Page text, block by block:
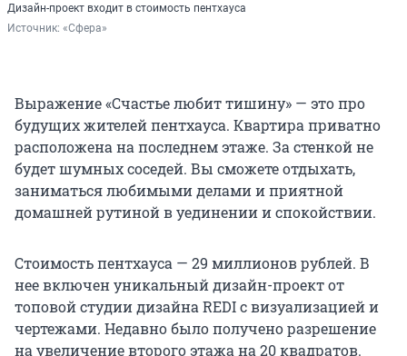
Дизайн-проект входит в стоимость пентхауса
Источник: «Сфера»
Выражение «Счастье любит тишину» — это про
будущих жителей пентхауса. Квартира приватно
расположена на последнем этаже. За стенкой не
будет шумных соседей. Вы сможете отдыхать,
заниматься любимыми делами и приятной
домашней рутиной в уединении и спокойствии.
Стоимость пентхауса — 29 миллионов рублей. В
нее включен уникальный дизайн-проект от
топовой студии дизайна REDI с визуализацией и
чертежами. Недавно было получено разрешение
на увеличение второго этажа на 20 квадратов.